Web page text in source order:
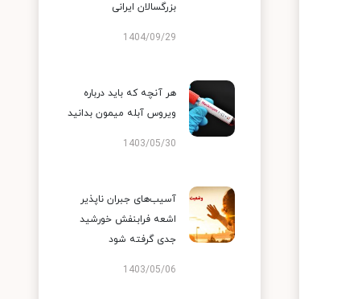
بزرگسالان ایرانی
1404/09/29
هر آنچه که باید درباره
ویروس آبله میمون بدانید
1403/05/30
آسیب‌های جبران ناپذیر
اشعه فرابنفش خورشید
جدی گرفته شود
1403/05/06